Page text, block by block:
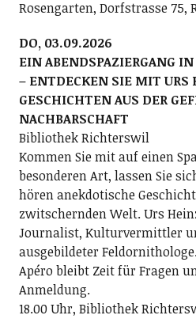
Rosengarten, Dorfstrasse 75,
DO, 03.09.2026
EIN ABENDSPAZIERGANG
– ENTDECKEN SIE MIT URS
GESCHICHTEN AUS DER
NACHBARSCHAFT
Bibliothek Richterswil
Kommen Sie mit auf einen
besonderen Art, lassen Sie
hören anekdotische
zwitschernden Welt. Urs
Journalist, Kulturvermittler
ausgebildeter
Apéro bleibt Zeit für Fragen
Anmeldung.
18.00 Uhr, Bibliothek